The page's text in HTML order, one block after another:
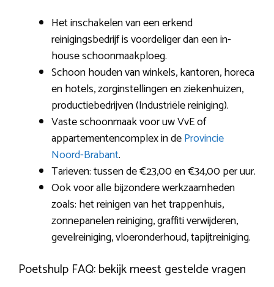
Het inschakelen van een erkend
reinigingsbedrijf is voordeliger dan een in-
house schoonmaakploeg.
Schoon houden van winkels, kantoren, horeca
en hotels, zorginstellingen en ziekenhuizen,
productiebedrijven (Industriële reiniging).
Vaste schoonmaak voor uw VvE of
appartementencomplex in deProvincie
Noord-Brabant.
Tarieven: tussen de €23,00 en €34,00 per uur.
Ook voor alle bijzondere werkzaamheden
zoals: het reinigen van het trappenhuis,
zonnepanelen reiniging, graffiti verwijderen,
gevelreiniging, vloeronderhoud, tapijtreiniging.
Poetshulp FAQ: bekijk meest gestelde vragen